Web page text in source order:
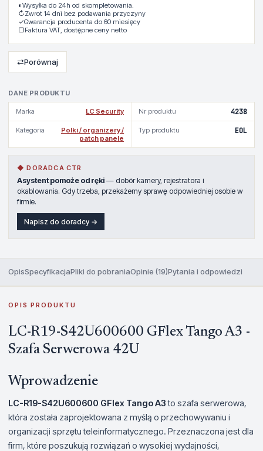
DANE PRODUKTU
Marka LC Security Nr produktu 4238
Kategoria
Polki / organizery /
patch panele
Typ produktu EOL
◆ DORADCA CTR
Asystent pomoże od ręki — dobór kamery, rejestratora i
okablowania. Gdy trzeba, przekażemy sprawę odpowiedniej osobie w
firmie.
Napisz do doradcy →
◐ Wysyłka do 24h od skompletowania.
↻Zwrot 14 dni bez podawania przyczyny
✓Gwarancja producenta do 60 miesięcy
▢Faktura VAT, dostępne ceny netto
⇄Porównaj
OpisSpecyfikacjaPliki do pobraniaOpinie (19)Pytania i odpowiedzi
OPIS PRODUKTU
LC-R19-S42U600600 GFlex Tango A3 -
Szafa Serwerowa 42U
Wprowadzenie
LC-R19-S42U600600 GFlex Tango A3to szafa serwerowa,
która została zaprojektowana z myślą o przechowywaniu i
organizacji sprzętu teleinformatycznego. Przeznaczona jest dla
firm, które poszukują rozwiązań o wysokiej wydajności,